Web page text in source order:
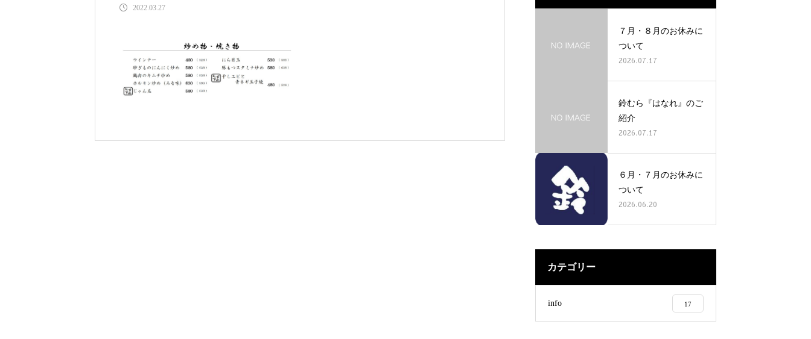
2022.03.27
７月・８月のお休みに
ついて
2026.07.17
鈴むら『はなれ』のご
紹介
2026.07.17
６月・７月のお休みに
ついて
2026.06.20
カテゴリー
info 17